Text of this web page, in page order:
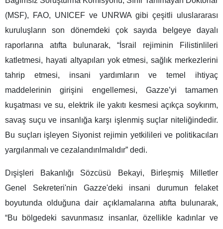
(MSF), FAO, UNICEF ve UNRWA gibi çeşitli uluslararası
kuruluşların son dönemdeki çok sayıda belgeye dayalı
raporlarına atıfta bulunarak, “İsrail rejiminin Filistinlileri
katletmesi, hayati altyapıları yok etmesi, sağlık merkezlerini
tahrip etmesi, insani yardımların ve temel ihtiyaç
maddelerinin girişini engellemesi, Gazze’yi tamamen
kuşatması ve su, elektrik ile yakıtı kesmesi açıkça soykırım,
savaş suçu ve insanlığa karşı işlenmiş suçlar niteliğindedir.
Bu suçları işleyen Siyonist rejimin yetkilileri ve politikacıları
yargılanmalı ve cezalandırılmalıdır” dedi.
Dışişleri Bakanlığı Sözcüsü Bekayi, Birleşmiş Milletler
Genel Sekreteri'nin Gazze'deki insani durumun felaket
boyutunda olduğuna dair açıklamalarına atıfta bulunarak,
“Bu bölgedeki savunmasız insanlar, özellikle kadınlar ve